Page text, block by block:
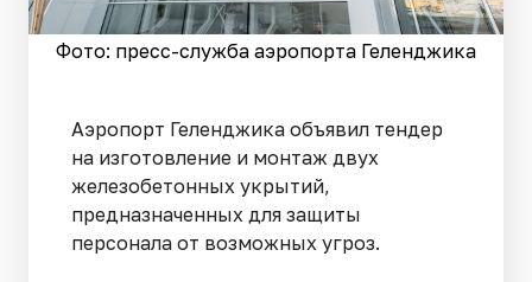
Фото: пресс-служба аэропорта Геленджика
Аэропорт Геленджика объявил тендер
на изготовление и монтаж двух
железобетонных укрытий,
предназначенных для защиты
персонала от возможных угроз.